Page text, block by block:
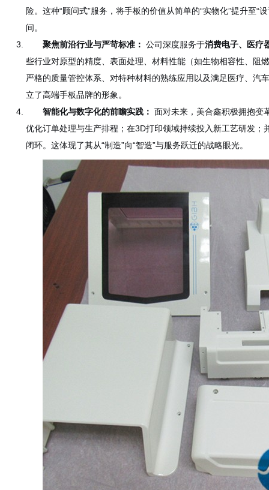
险。这种“顾问式”服务，将手板的价值从简单的“实物化”提升至
间。
聚焦前沿行业与严苛标准： 公司深度服务于消费电子、医疗
些行业对原型的精度、表面处理、材料性能（如生物相容性、阻
严格的质量管控体系、对特种材料的熟练应用以及满足医疗、汽
立了高端手板品牌的形象。
智能化与数字化的前瞻实践： 面对未来，美合鑫积极拥抱变
优化订单处理与生产排程；在3D打印领域持续投入新工艺研发
闭环。这体现了其从“制造”向“智造”与服务跃迁的战略眼光。